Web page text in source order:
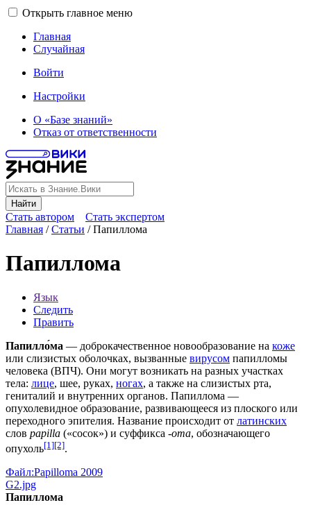
Открыть главное меню
Главная
Случайная
Войти
Настройки
О «Базе знаний»
Отказ от ответственности
Найти
Стать автором
Стать экспертом
Главная /Статьи /Папиллома
Папиллома
Язык
Следить
Править
Папилло́ма — доброкачественное новообразование на коже
или слизистых оболочках, вызванные вирусом папилломы
человека (ВПЧ). Они могут возникать на разных участках
тела: лице, шее, руках, ногах, а также на слизистых рта,
гениталий и внутренних органов. Папиллома —
опухолевидное образование, развивающееся из плоского или
переходного эпителия. Название происходит от латинских
слов papilla («сосок») и суффикса ‑oma, обозначающего
опухоль[1][2].
Файл:Papilloma 2009
G2.jpg
Папиллома